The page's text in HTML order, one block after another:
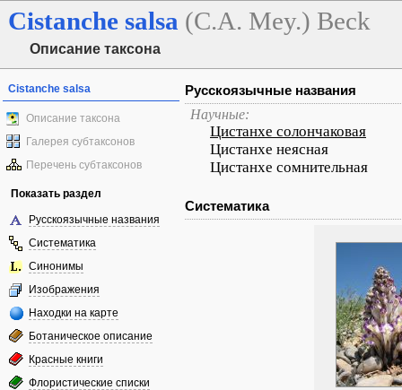
Cistanche salsa (C.A. Mey.) Beck
Описание таксона
Cistanche salsa
Описание таксона
Галерея субтаксонов
Перечень субтаксонов
Показать раздел
Русскоязычные названия
Систематика
Синонимы
Изображения
Находки на карте
Ботаническое описание
Красные книги
Флористические списки
Русскоязычные названия
Научные:
Цистанхе солончаковая
Цистанхе неясная
Цистанхе сомнительная
Систематика